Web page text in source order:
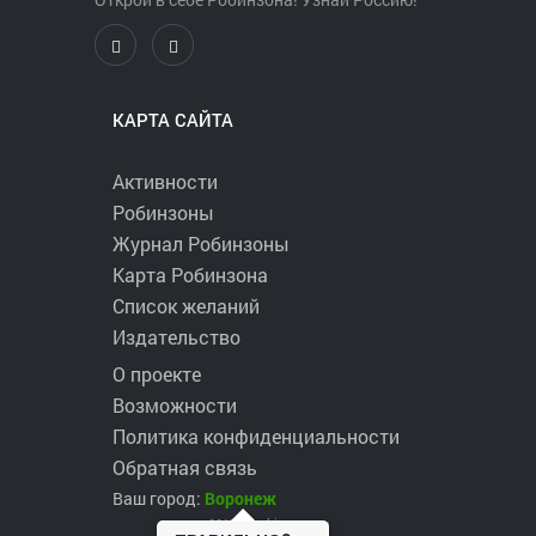
Стоимость – 1150 руб.
В стоимость входит:
путевой информацией,
Чудотворца,
— экскурсия в музей-усадьбу «Край
Долгоруковский».
Обязательная запись по телефону,
Viber, WhatsApp +79204639007 —
Евгения
КАРТА САЙТА
Активности
Робинзоны
Журнал Робинзоны
Карта Робинзона
Список желаний
Издательство
О проекте
Возможности
Политика конфиденциальности
Обратная связь
Ваш город: Воронеж
2017 ©robinzons.ru